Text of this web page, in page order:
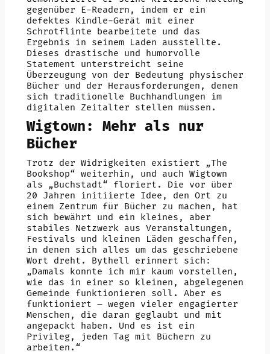
gegenüber E-Readern, indem er ein
defektes Kindle-Gerät mit einer
Schrotflinte bearbeitete und das
Ergebnis in seinem Laden ausstellte.
Dieses drastische und humorvolle
Statement unterstreicht seine
Überzeugung von der Bedeutung physischer
Bücher und der Herausforderungen, denen
sich traditionelle Buchhandlungen im
digitalen Zeitalter stellen müssen.
Wigtown: Mehr als nur
Bücher
Trotz der Widrigkeiten existiert „The
Bookshop“ weiterhin, und auch Wigtown
als „Buchstadt“ floriert. Die vor über
20 Jahren initiierte Idee, den Ort zu
einem Zentrum für Bücher zu machen, hat
sich bewährt und ein kleines, aber
stabiles Netzwerk aus Veranstaltungen,
Festivals und kleinen Läden geschaffen,
in denen sich alles um das geschriebene
Wort dreht. Bythell erinnert sich:
„Damals konnte ich mir kaum vorstellen,
wie das in einer so kleinen, abgelegenen
Gemeinde funktionieren soll. Aber es
funktioniert – wegen vieler engagierter
Menschen, die daran geglaubt und mit
angepackt haben. Und es ist ein
Privileg, jeden Tag mit Büchern zu
arbeiten.“